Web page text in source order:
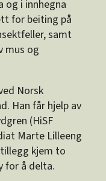
og i innhegna
for beiting på
samt
mus og
Norsk
Han får hjelp av
(HiSF
Marte Lilleeng
kjem to
for å delta.